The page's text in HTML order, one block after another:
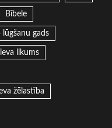
Bībele
lūgšanu gads
likums
žēlastība